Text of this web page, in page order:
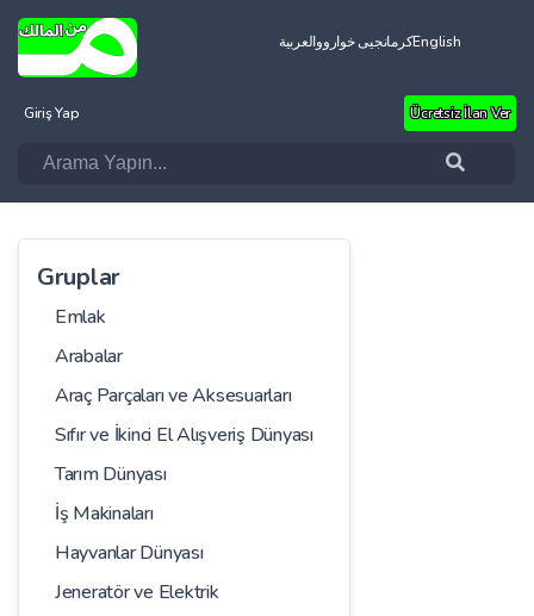
العربيةکرمانجیی خوارووEnglish
Giriş Yap Ücretsiz İlan Ver
Gruplar
Emlak
Arabalar
Araç Parçaları ve Aksesuarları
Sıfır ve İkinci El Alışveriş Dünyası
Tarım Dünyası
İş Makinaları
Hayvanlar Dünyası
Jeneratör ve Elektrik